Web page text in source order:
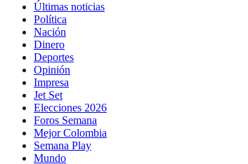
Últimas noticias
Política
Nación
Dinero
Deportes
Opinión
Impresa
Jet Set
Elecciones 2026
Foros Semana
Mejor Colombia
Semana Play
Mundo